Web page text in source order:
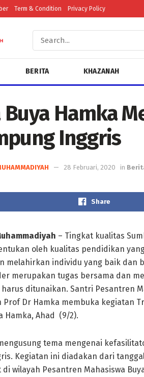
Term & Condition Privacy Policy
BERITA KHAZANAH
Buya Hamka
Inggris
28 Februari, 2020 in
Share
– Tingkat kualitas
oleh kualitas pendidikan
melahirkan individu yang baik dan
merupakan tugas bersama dan
ditunaikan. Santri Pesantren
Prof Dr Hamka membuka kegiatan
Hamka, Ahad (9/2).
tema mengenai
Kegiatan ini diadakan dari
wilayah Pesantren Mahasiswa